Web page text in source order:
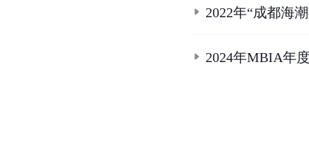
2022年“成都海
2024年MBIA年